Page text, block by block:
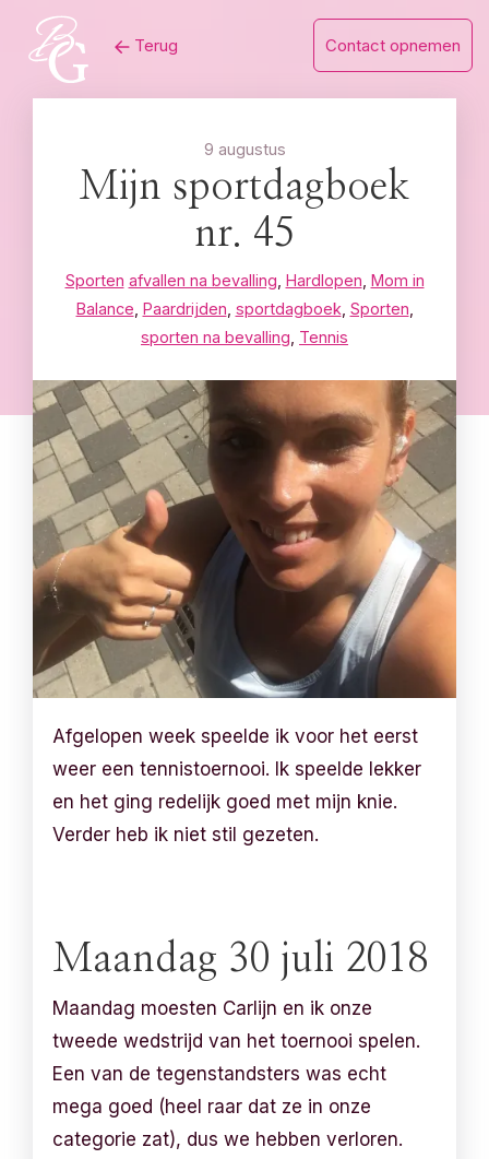
content
Terug Contact opnemen
9 augustus
Mijn sportdagboek
nr. 45
Sporten afvallen na bevalling Hardlopen Mom in
Balance Paardrijden sportdagboek Sporten
sporten na bevalling Tennis
Afgelopen week speelde ik voor het eerst
weer een tennistoernooi. Ik speelde lekker
en het ging redelijk goed met mijn knie.
Verder heb ik niet stil gezeten.
Maandag 30 juli 2018
Maandag moesten Carlijn en ik onze
tweede wedstrijd van het toernooi spelen.
Een van de tegenstandsters was echt
mega goed (heel raar dat ze in onze
categorie zat), dus we hebben verloren.